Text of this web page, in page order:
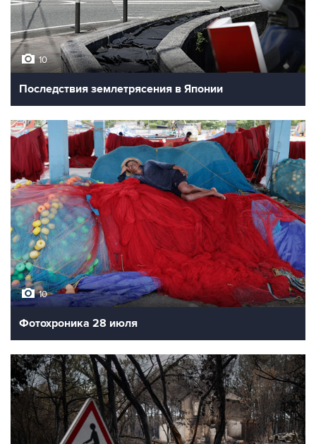
10
Последствия землетрясения в Японии
10
Фотохроника 28 июля